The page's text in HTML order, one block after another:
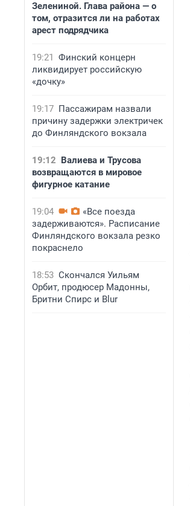
Зелениной. Глава района — о
том, отразится ли на работах
арест подрядчика
19:21 Финский концерн
ликвидирует российскую
«дочку»
19:17 Пассажирам назвали
причину задержки электричек
до Финляндского вокзала
19:12 Валиева и Трусова
возвращаются в мировое
фигурное катание
19:04
«Все поезда
задерживаются». Расписание
Финляндского вокзала резко
покраснело
18:53 Скончался Уильям
Орбит, продюсер Мадонны,
Бритни Спирс и Blur